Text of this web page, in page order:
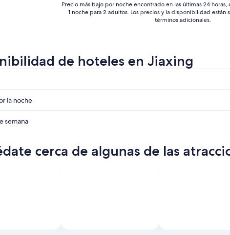
Precio más bajo por noche encontrado en las últimas 24 horas,
1 noche para 2 adultos. Los precios y la disponibilidad están
términos adicionales.
de hoteles en Jiaxing
la noche
semana
cerca de algunas de las